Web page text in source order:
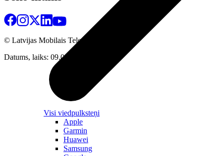
Visi viedpulksteņi
Apple
Garmin
Huawei
Samsung
© Latvijas Mobilais Telefons
Datums, laiks: 09.08.2026 10:09